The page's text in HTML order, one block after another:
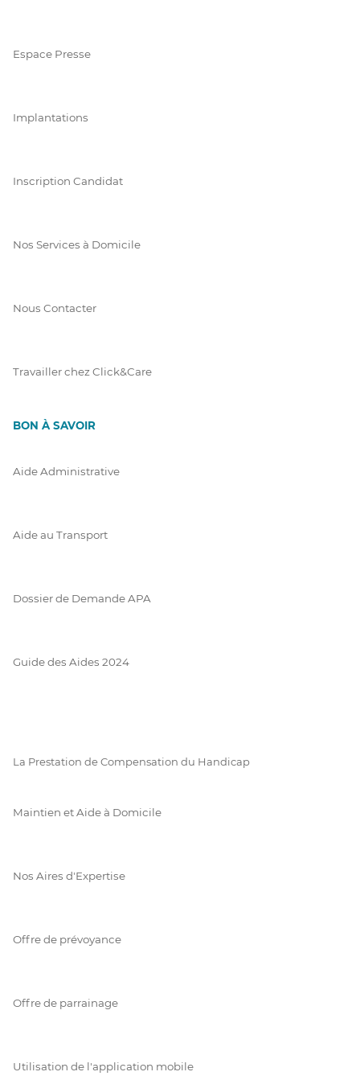
Espace Presse
Implantations
Inscription Candidat
Nos Services à Domicile
Nous Contacter
Travailler chez Click&Care
BON À SAVOIR
Aide Administrative
Aide au Transport
Dossier de Demande APA
Guide des Aides 2024
La Prestation de Compensation du Handicap
Maintien et Aide à Domicile
Nos Aires d'Expertise
Offre de prévoyance
Offre de parrainage
Utilisation de l'application mobile